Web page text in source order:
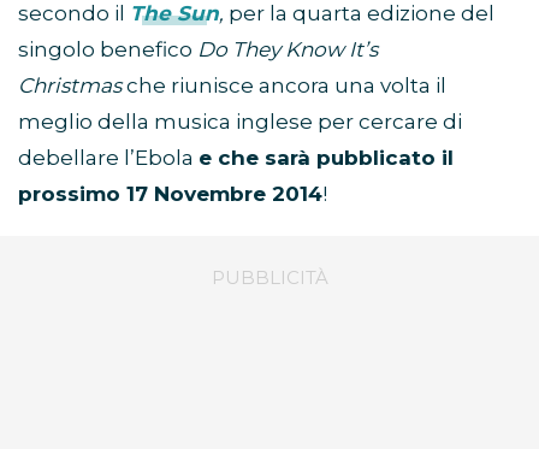
secondo il The Sun, per la quarta edizione del
singolo benefico Do They Know It’s
Christmasche riunisce ancora una volta il
meglio della musica inglese per cercare di
debellare l’Ebola e che sarà pubblicato il
prossimo 17 Novembre 2014!